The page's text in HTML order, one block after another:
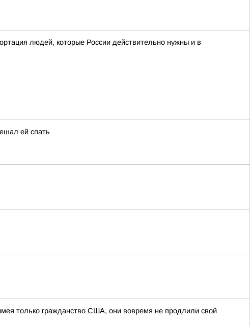
людей, которые России действительно нужны и в
ей спать
только гражданство США, они вовремя не продлили свой